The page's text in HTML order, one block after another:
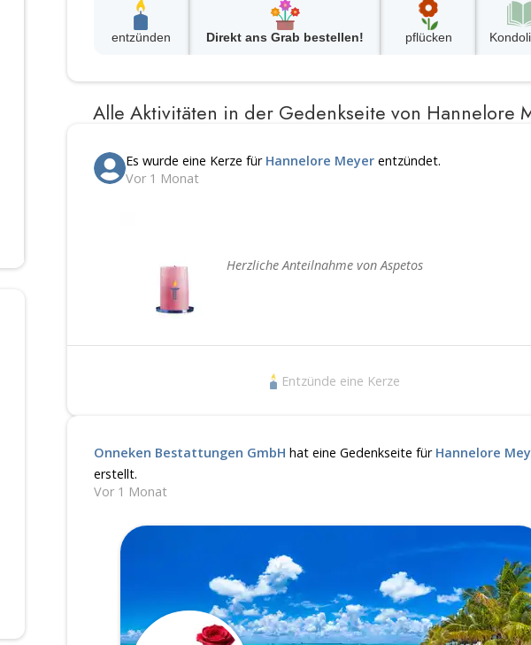
entzünden Direkt ans Grab bestellen! pflücken
Alle Aktivitäten in der Gedenkseite von Hannelore
Es wurde eine Kerze für Hannelore Meyer entzündet.
Vor 1 Monat
Herzliche Anteilnahme von Aspetos
Entzünde eine Kerze
Onneken Bestattungen GmbH hat eine Gedenkseite für Hannelore
erstellt.
Vor 1 Monat